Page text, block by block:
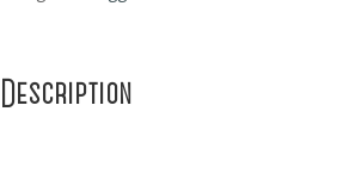
Description